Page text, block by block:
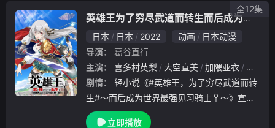
英雄王为了穷尽武道而转生而后成为世界最强见习骑士
日本
日本 2022 动画
日本动漫
导演：
葛谷直行
主演：
喜多村英梨 大空直美 加隈亚衣
白石晴
剧情：
生#～而后成为世界最强见习骑士♀～》宣布
动画化企划进行中！
立即播放
全12集